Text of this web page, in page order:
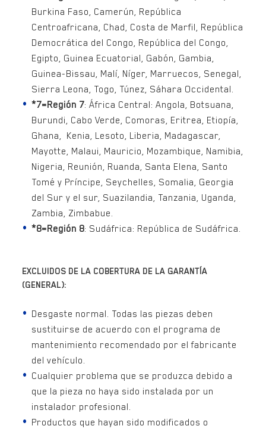
Burkina Faso, Camerún, República
Centroafricana, Chad, Costa de Marfil, República
Democrática del Congo, República del Congo,
Egipto, Guinea Ecuatorial, Gabón, Gambia,
Guinea-Bissau, Malí, Níger, Marruecos, Senegal,
Sierra Leona, Togo, Túnez, Sáhara Occidental.
*7=Región 7: África Central: Angola, Botsuana,
Burundi, Cabo Verde, Comoras, Eritrea, Etiopía,
Ghana, Kenia, Lesoto, Liberia, Madagascar,
Mayotte, Malaui, Mauricio, Mozambique, Namibia,
Nigeria, Reunión, Ruanda, Santa Elena, Santo
Tomé y Príncipe, Seychelles, Somalia, Georgia
del Sur y el sur, Suazilandia, Tanzania, Uganda,
Zambia, Zimbabue.
*8=Región 8: Sudáfrica: República de Sudáfrica.
EXCLUIDOS DE LA COBERTURA DE LA GARANTÍA
(GENERAL):
Desgaste normal. Todas las piezas deben
sustituirse de acuerdo con el programa de
mantenimiento recomendado por el fabricante
del vehículo.
Cualquier problema que se produzca debido a
que la pieza no haya sido instalada por un
instalador profesional.
Productos que hayan sido modificados o